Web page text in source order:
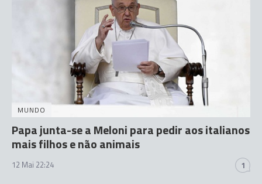
MUNDO
Papa junta-se a Meloni para pedir aos italianos
mais filhos e não animais
12 Mai 22:24 1